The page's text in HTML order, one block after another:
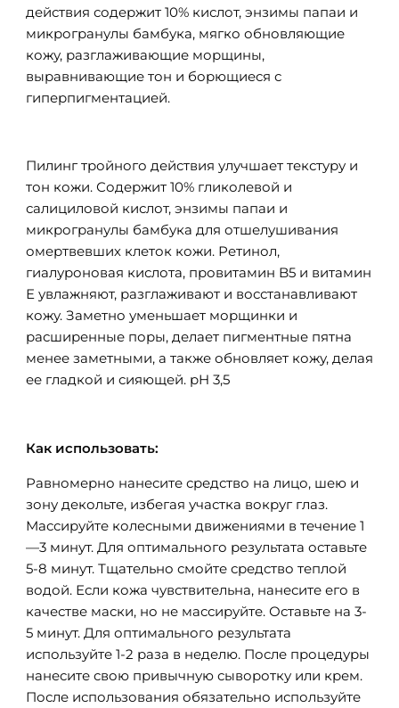
действия содержит 10% кислот, энзимы папаи и
микрогранулы бамбука, мягко обновляющие
кожу, разглаживающие морщины,
выравнивающие тон и борющиеся с
гиперпигментацией.
Пилинг тройного действия улучшает текстуру и
тон кожи. Содержит 10% гликолевой и
салициловой кислот, энзимы папаи и
микрогранулы бамбука для отшелушивания
омертвевших клеток кожи. Ретинол,
гиалуроновая кислота, провитамин B5 и витамин
Е увлажняют, разглаживают и восстанавливают
кожу. Заметно уменьшает морщинки и
расширенные поры, делает пигментные пятна
менее заметными, а также обновляет кожу, делая
ее гладкой и сияющей. pH 3,5
Как использовать:
Равномерно нанесите средство на лицо, шею и
зону декольте, избегая участка вокруг глаз.
Массируйте колесными движениями в течение 1
—3 минут. Для оптимального результата оставьте
5-8 минут. Тщательно смойте средство теплой
водой. Если кожа чувствительна, нанесите его в
качестве маски, но не массируйте. Оставьте на 3-
5 минут. Для оптимального результата
используйте 1-2 раза в неделю. После процедуры
нанесите свою привычную сыворотку или крем.
После использования обязательно используйте